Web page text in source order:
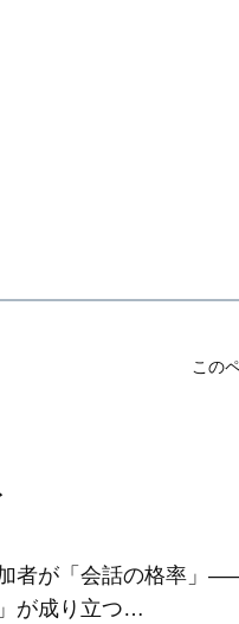
この
者が「会話の格率」
が成り立つ…